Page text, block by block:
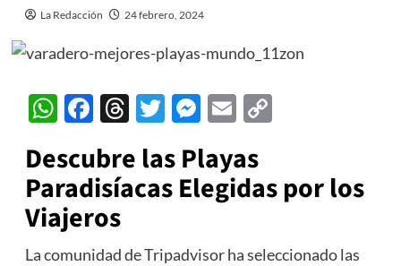
La Redacción 24 febrero, 2024
WhatsApp
Facebook
Threads
Twitter
Messenger
EmailCopy
Descubre las Playas
Paradisíacas Elegidas por los
Viajeros
La comunidad de Tripadvisor ha seleccionado las